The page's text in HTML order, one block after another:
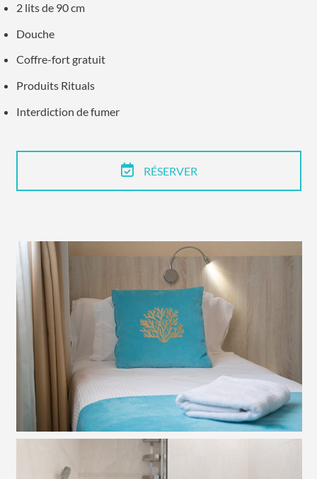
2 lits de 90 cm
Douche
Coffre-fort gratuit
Produits Rituals
Interdiction de fumer
RÉSERVER